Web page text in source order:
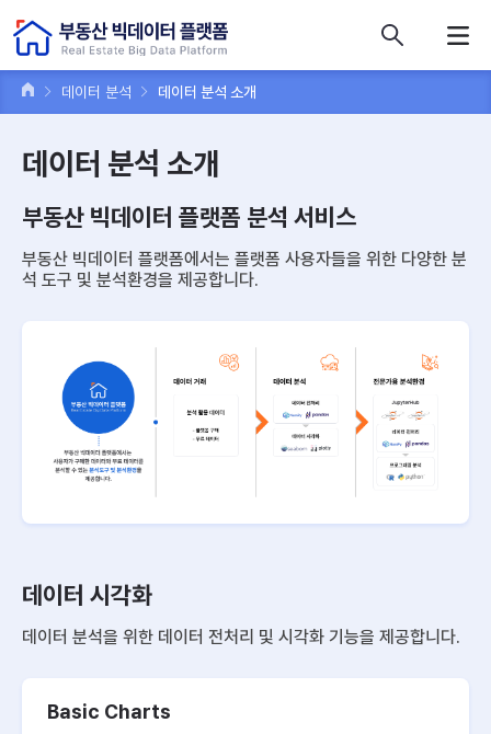
데이터 분석 데이터 분석 소개
데이터 분석 소개
부동산 빅데이터 플랫폼 분석 서비스
부동산 빅데이터 플랫폼에서는 플랫폼 사용자들을 위한 다양한 분
석 도구 및 분석환경을 제공합니다.
데이터 시각화
데이터 분석을 위한 데이터 전처리 및 시각화 기능을 제공합니다.
Basic Charts